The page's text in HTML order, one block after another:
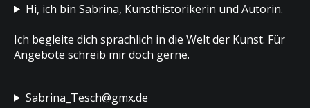
Hi, ich bin Sabrina, Kunsthistorikerin und Autorin.
Ich begleite dich sprachlich in die Welt der Kunst. Für
Angebote schreib mir doch gerne.
Sabrina_Tesch@gmx.de